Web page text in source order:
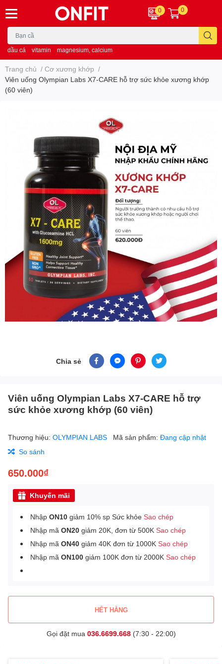
dầu cá vitamin magnesium, calcium
0 0
Trang chủ / Cơ xương khớp /
Viên uống Olympian Labs X7-CARE hỗ trợ sức khỏe xương khớp
(60 viên)
Chia sẻ
Viên uống Olympian Labs X7-CARE hỗ trợ
sức khỏe xương khớp (60 viên)
Thương hiệu: OLYMPIAN LABS Mã sản phẩm: Đang cập nhật
So sánh
650.000₫
Khuyến mãi
Nhập ON10 giảm 10% sp Sức khỏe Sao chép
Nhập mã ON20 giảm 20K, đơn từ 500K Sao chép
Nhập mã ON40 giảm 40K đơn từ 1000K Sao chép
Nhập mã ON100 giảm 100K đơn từ 2000K Sao chép
HẾT HÀNG
Gọi đặt mua 036.6699.668(7:30 - 22:00)